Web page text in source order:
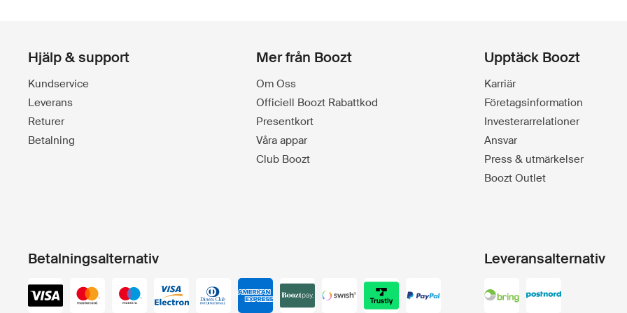
Hjälp & support
Kundservice
Leverans
Returer
Betalning
Mer från Boozt
Om Oss
Officiell Boozt Rabattkod
Presentkort
Våra appar
Club Boozt
Upptäck Boozt
Karriär
Företagsinformation
Investerarrelationer
Ansvar
Press & utmärkelser
Boozt Outlet
Betalningsalternativ Leveransalternativ